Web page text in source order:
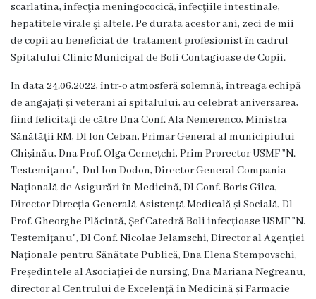
Istorii
de
Secții
Unitatea
primiri
urgente
Secția
nr.
1
scarlatina, infecţia meningococică, infecţiile intestinale,
hepatitele virale şi altele. Pe durata acestor ani, zeci de mii
de copii au beneficiat de tratament profesionist în cadrul
Spitalului Clinic Municipal de Boli Contagioase de Copii.
In data 24.06.2022, într-o atmosferă solemnă, întreaga echipă
de angajați și veterani ai spitalului, au celebrat aniversarea,
fiind felicitați de către Dna Conf. Ala Nemerenco, Ministra
Sănătății RM, Dl Ion Ceban, Primar General al municipiului
Chișinău, Dna Prof. Olga Cernețchi, Prim Prorector USMF ”N.
Testemițanu”, Dnl Ion Dodon, Director General Compania
Națională de Asigurări în Medicină, Dl Conf. Boris Gîlca,
Director Direcția Generală Asistență Medicală și Socială, Dl
Prof. Gheorghe Plăcintă, Șef Catedră Boli infecțioase USMF ”N.
Testemițanu”, Dl Conf. Nicolae Jelamschi, Director al Agenției
Naționale pentru Sănătate Publică, Dna Elena Stempovschi,
Președintele al Asociației de nursing, Dna Mariana Negreanu,
director al Centrului de Excelență în Medicină și Farmacie